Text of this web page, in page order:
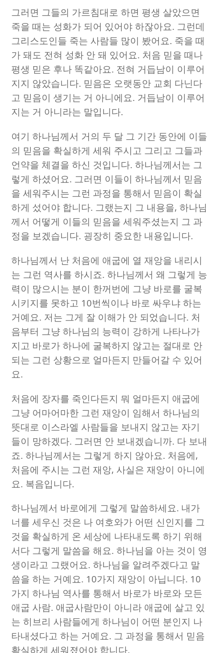
그러면 그들의 가르침대로 하면 평생 살았으면
죽을 때는 성화가 되어 있어야 하잖아요. 그런데
그리스도인들 죽는 사람들 많이 봤어요. 죽을 때
가 돼도 전혀 성화 안 돼 있어요. 처음 믿을 때나
평생 믿은 후나 똑같아요. 전혀 거듭남이 이루어
지지 않았습니다. 믿음은 오랫동안 교회 다닌다
고 믿음이 생기는 거 아니에요. 거듭남이 이루어
지는 거 아니라는 말입니다.
여기 하나님께서 거의 두 달 그 기간 동안에 이들
의 믿음을 확실하게 세워 주시고 그리고 그들과
언약을 체결을 하신 것입니다. 하나님께서는 그
렇게 하셨어요. 그러면 이들이 하나님께서 믿음
을 세워주시는 그런 과정을 통해서 믿음이 확실
하게 섰어야 합니다. 그랬는지 그 내용을, 하나님
께서 어떻게 이들의 믿음을 세워주셨는지 그 과
정을 보겠습니다. 굉장히 중요한 내용입니다.
하나님께서 난 처음에 애굽에 열 재앙을 내리시
는 그런 역사를 하시죠. 하나님께서 왜 그렇게 능
력이 많으시는 분이 한꺼번에 그냥 바로를 굴복
시키지를 못하고 10번씩이나 바로 싸우냐 하는
거예요. 저는 그게 잘 이해가 안 되었습니다. 처
음부터 그냥 하나님의 능력이 강하게 나타나가
지고 바로가 하나에 굴복하지 않고는 절대로 안
되는 그런 상황으로 얼마든지 만들어갈 수 있어
요.
처음에 장자를 죽인다든지 뭐 얼마든지 애굽에
그냥 어마어마한 그런 재앙이 임해서 하나님의
뜻대로 이스라엘 사람들을 보내지 않고는 자기
들이 망하겠다. 그러면 안 보내겠습니까. 다 보내
죠. 하나님께서는 그렇게 하지 않아요. 처음에,
처음에 주시는 그런 재앙, 사실은 재앙이 아니에
요. 복음입니다.
하나님께서 바로에게 그렇게 말씀하세요. 내가
너를 세우신 것은 나 여호와가 어떤 신인지를 그
것을 확실하게 온 세상에 나타내도록 하기 위해
서다 그렇게 말씀을 해요. 하나님을 아는 것이 영
생이라고 그랬어요. 하나님을 알려주겠다고 말
씀을 하는 거예요. 10가지 재앙이 아닙니다. 10
가지 하나님 역사를 통해서 바로가 바로와 모든
애굽 사람. 애굽사람만이 아니라 애굽에 살고 있
는 히브리 사람들에게 하나님이 어떤 분인지 나
타내셨다고 하는 거예요. 그 과정을 통해서 믿음
확실하게 세워졌어야 합니다.